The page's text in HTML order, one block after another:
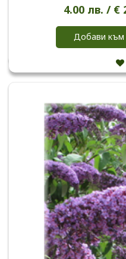
4.00 лв. / €
Добави към